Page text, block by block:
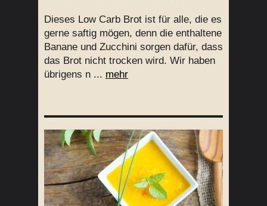
Dieses Low Carb Brot ist für alle, die es
gerne saftig mögen, denn die enthaltene
Banane und Zucchini sorgen dafür, dass
das Brot nicht trocken wird. Wir haben
übrigens n ... mehr